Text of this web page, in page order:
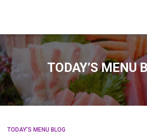
TODAY’S MENU
TODAY'S MENU BLOG